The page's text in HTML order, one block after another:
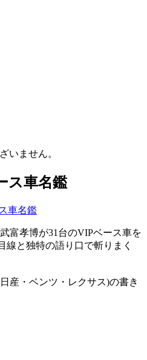
いません。
ス車名鑑
富孝博が31台のVIPベース車を
線と独特の語り口で斬りまく
産・ベンツ・レクサス)の書き